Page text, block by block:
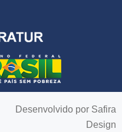
Desenvolvido por Safira
Design